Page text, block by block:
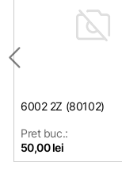
6002 2Z (80102)
Pret buc.:
50,00 lei